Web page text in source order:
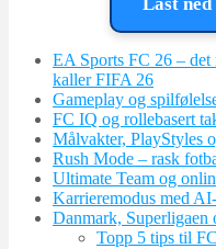
EA Sports FC 26 –
kaller FIFA 26
Gameplay og
FC IQ og rollebasert
Målvakter, PlayStyles
Rush Mode – rask
Ultimate Team og
Karrieremodus med
Danmark, Superligaen
Topp 5 tips til